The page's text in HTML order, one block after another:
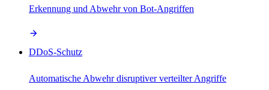
Erkennung und Abwehr von Bot-Angriffen
DDoS-Schutz
Automatische Abwehr disruptiver verteilter Angriffe